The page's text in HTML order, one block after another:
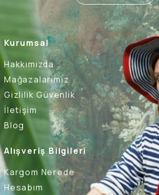
Kurumsal
Hakkımızda
Mağazalarımız
Gizlilik Güvenlik
İletişim
Blog
Alışveriş Bilgileri
Kargom Nerede
Hesabım